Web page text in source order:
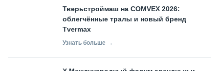
Тверьстроймаш на COMVEX 2026:
облегчённые тралы и новый бренд
Tvermax
Узнать больше →